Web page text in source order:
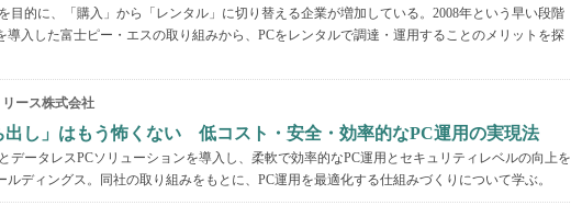
目的に、「購入」から「レンタル」に切り替える企業が増加している。2008年という早い段階
導入した富士ピー・エスの取り組みから、PCをレンタルで調達・運用することのメリットを探
ース株式会社
出し」はもう怖くない 低コスト・安全・効率的なPC運用の実現法
データレスPCソリューションを導入し、柔軟で効率的なPC運用とセキュリティレベルの向上を
ルディングス。同社の取り組みをもとに、PC運用を最適化する仕組みづくりについて学ぶ。